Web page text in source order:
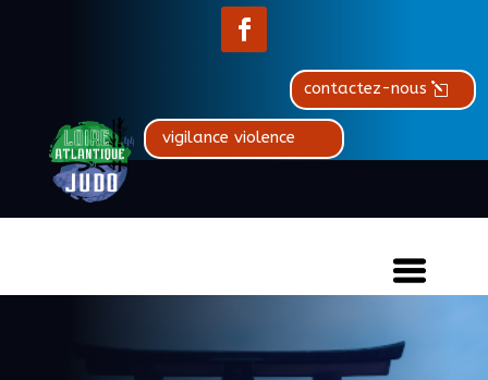
contactez-nous
vigilance violence